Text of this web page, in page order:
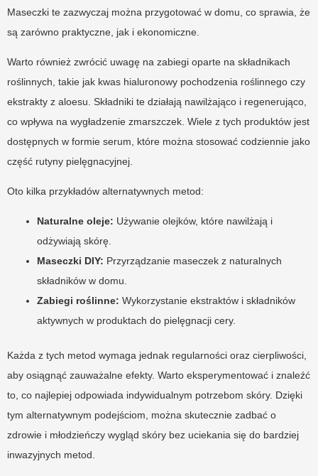
Maseczki te zazwyczaj można przygotować w domu, co sprawia, że
są zarówno praktyczne, jak i ekonomiczne.
Warto również zwrócić uwagę na zabiegi oparte na składnikach
roślinnych, takie jak kwas hialuronowy pochodzenia roślinnego czy
ekstrakty z aloesu. Składniki te działają nawilżająco i regenerująco,
co wpływa na wygładzenie zmarszczek. Wiele z tych produktów jest
dostępnych w formie serum, które można stosować codziennie jako
część rutyny pielęgnacyjnej.
Oto kilka przykładów alternatywnych metod:
Naturalne oleje: Używanie olejków, które nawilżają i
odżywiają skórę.
Maseczki DIY: Przyrządzanie maseczek z naturalnych
składników w domu.
Zabiegi roślinne: Wykorzystanie ekstraktów i składników
aktywnych w produktach do pielęgnacji cery.
Każda z tych metod wymaga jednak regularności oraz cierpliwości,
aby osiągnąć zauważalne efekty. Warto eksperymentować i znaleźć
to, co najlepiej odpowiada indywidualnym potrzebom skóry. Dzięki
tym alternatywnym podejściom, można skutecznie zadbać o
zdrowie i młodzieńczy wygląd skóry bez uciekania się do bardziej
inwazyjnych metod.